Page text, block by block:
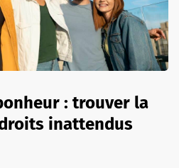
: trouver la
inattendus